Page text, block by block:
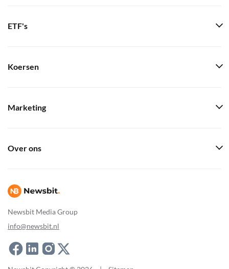
Newsbit Media Group
info@newsbit.nl
ETF's
Koersen
Marketing
Over ons